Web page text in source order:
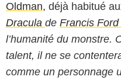
Oldman, déjà habitué
Dracula de Francis
l’humanité du monstre.
talent, il ne se
comme un personnage